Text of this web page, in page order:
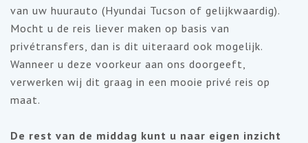
van uw huurauto (Hyundai Tucson of gelijkwaardig).
Mocht u de reis liever maken op basis van
privétransfers, dan is dit uiteraard ook mogelijk.
Wanneer u deze voorkeur aan ons doorgeeft,
verwerken wij dit graag in een mooie privé reis op
maat.
De rest van de middag kunt u naar eigen inzicht